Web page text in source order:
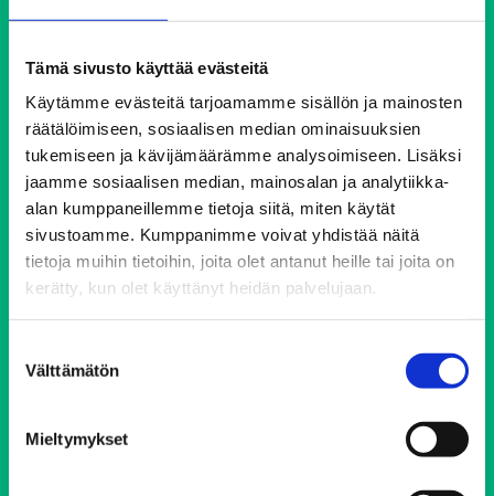
Tämä sivusto käyttää evästeitä
Käytämme evästeitä tarjoamamme sisällön ja mainosten
räätälöimiseen, sosiaalisen median ominaisuuksien
tukemiseen ja kävijämäärämme analysoimiseen. Lisäksi
jaamme sosiaalisen median, mainosalan ja analytiikka-
alan kumppaneillemme tietoja siitä, miten käytät
sivustoamme. Kumppanimme voivat yhdistää näitä
tietoja muihin tietoihin, joita olet antanut heille tai joita on
kerätty, kun olet käyttänyt heidän palvelujaan.
valinta
Välttämätön
Mieltymykset
Ehkäisevä päihdetyö EHYT ry
Keskustoimisto
Elimäenkatu 17-19
00510 Helsinki
ehyt@ehyt.fi
Aluetoimistot>>
Päihdeneuvonta
Puh. 0800 900 45
Avoinna 24/7 vuoden jokaisena päivänä